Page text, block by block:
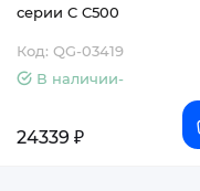
серии C C500
Код: QG-03419
В наличии-
24339 ₽